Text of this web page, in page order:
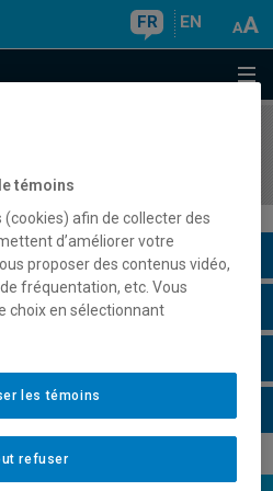
FR EN
témoins
afin de collecter des
d’améliorer votre
proposer des contenus vidéo,
fréquentation, etc. Vous
choix en sélectionnant
refuser
les témoins